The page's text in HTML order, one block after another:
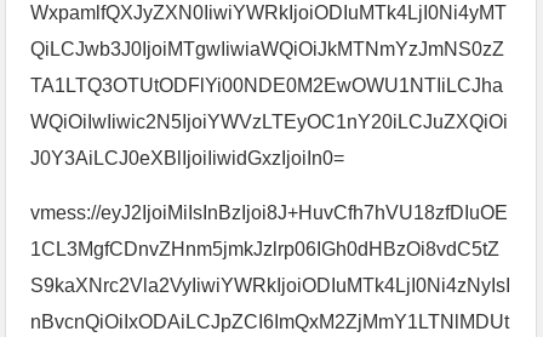
WxpamlfQXJyZXN0IiwiYWRkIjoiODIuMTk4LjI0Ni4yMT
QiLCJwb3J0IjoiMTgwIiwiaWQiOiJkMTNmYzJmNS0zZ
TA1LTQ3OTUtODFlYi00NDE0M2EwOWU1NTIiLCJha
WQiOiIwIiwic2N5IjoiYWVzLTEyOC1nY20iLCJuZXQiOi
J0Y3AiLCJ0eXBlIjoiIiwidGxzIjoiIn0=
vmess://eyJ2IjoiMiIsInBzIjoi8J+HuvCfh7hVU18zfDIuOE
1CL3MgfCDnvZHnm5jmkJzlrp06IGh0dHBzOi8vdC5tZ
S9kaXNrc2Vla2VyIiwiYWRkIjoiODIuMTk4LjI0Ni4zNyIsI
nBvcnQiOiIxODAiLCJpZCI6ImQxM2ZjMmY1LTNlMDUt